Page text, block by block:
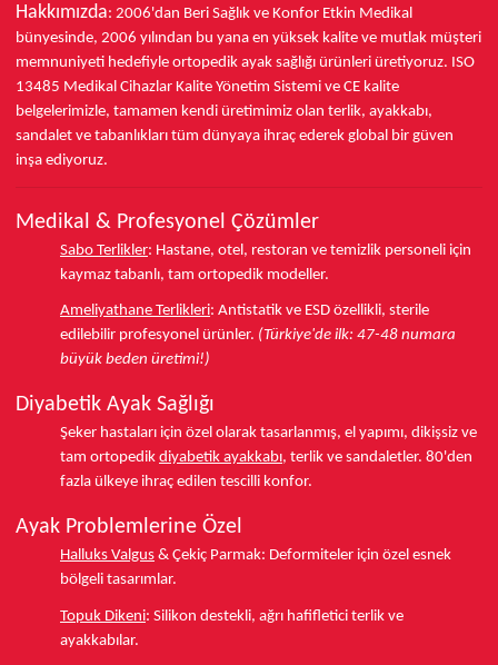
Hakkımızda: 2006'dan Beri Sağlık ve Konfor Etkin Medikal
bünyesinde, 2006 yılından bu yana en yüksek kalite ve mutlak müşteri
memnuniyeti hedefiyle ortopedik ayak sağlığı ürünleri üretiyoruz. ISO
13485 Medikal Cihazlar Kalite Yönetim Sistemi ve CE kalite
belgelerimizle, tamamen kendi üretimimiz olan terlik, ayakkabı,
sandalet ve tabanlıkları tüm dünyaya ihraç ederek global bir güven
inşa ediyoruz.
Medikal & Profesyonel Çözümler
Sabo Terlikler: Hastane, otel, restoran ve temizlik personeli için
kaymaz tabanlı, tam ortopedik modeller.
Ameliyathane Terlikleri: Antistatik ve ESD özellikli, sterile
edilebilir profesyonel ürünler. (Türkiye'de ilk: 47-48 numara
büyük beden üretimi!)
Diyabetik Ayak Sağlığı
Şeker hastaları için özel olarak tasarlanmış, el yapımı, dikişsiz ve
tam ortopedik diyabetik ayakkabı, terlik ve sandaletler. 80'den
fazla ülkeye ihraç edilen tescilli konfor.
Ayak Problemlerine Özel
Halluks Valgus & Çekiç Parmak: Deformiteler için özel esnek
bölgeli tasarımlar.
Topuk Dikeni: Silikon destekli, ağrı hafifletici terlik ve
ayakkabılar.